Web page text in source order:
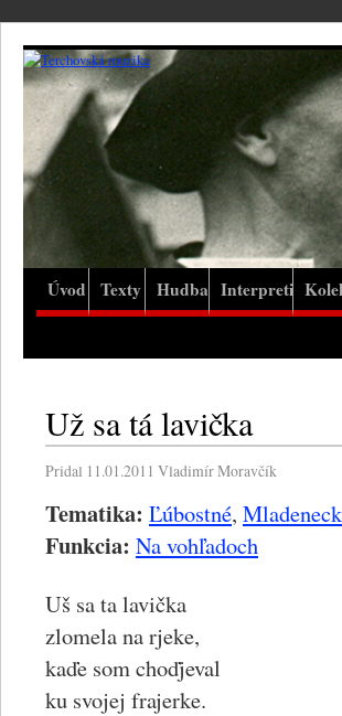
Úvod Texty Hudba Interpreti
Už sa tá lavička
Pridal 11.01.2011 Vladimír Moravčík
Tematika: Ľúbostné,
Funkcia: Na vohľadoch
Uš sa ta lavička
zlomela na rjeke,
kaďe som choďjeval
ku svojej frajerke.